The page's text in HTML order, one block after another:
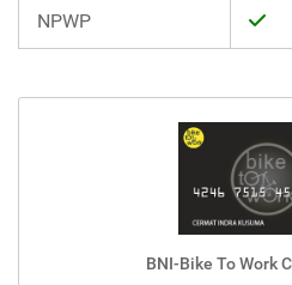
NPWP
BNI-Bike To Work